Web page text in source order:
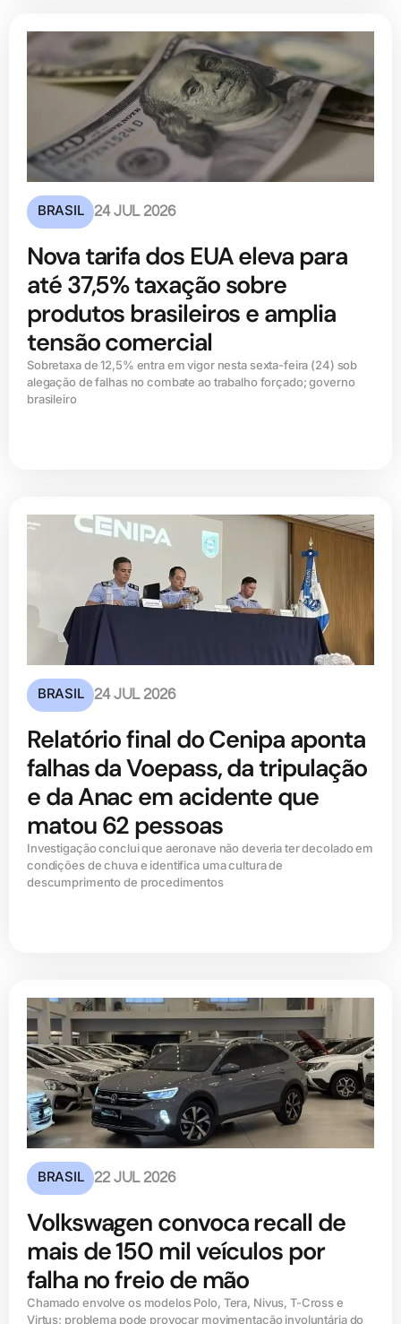
BRASIL 24 JUL 2026
Nova tarifa dos EUA eleva para
até 37,5% taxação sobre
produtos brasileiros e amplia
tensão comercial
Sobretaxa de 12,5% entra em vigor nesta sexta-feira (24) sob
alegação de falhas no combate ao trabalho forçado; governo
brasileiro
BRASIL 24 JUL 2026
Relatório final do Cenipa aponta
falhas da Voepass, da tripulação
e da Anac em acidente que
matou 62 pessoas
Investigação conclui que aeronave não deveria ter decolado em
condições de chuva e identifica uma cultura de
descumprimento de procedimentos
BRASIL 22 JUL 2026
Volkswagen convoca recall de
mais de 150 mil veículos por
falha no freio de mão
Chamado envolve os modelos Polo, Tera, Nivus, T-Cross e
Virtus; problema pode provocar movimentação involuntária do